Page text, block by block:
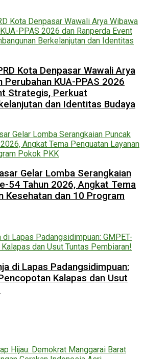
Kota Denpasar Wawali Arya
Perubahan KUA-PPAS 2026
Strategis, Perkuat
dan Identitas Budaya
Gelar Lomba Serangkaian
54 Tahun 2026, Angkat Tema
Kesehatan dan 10 Program
di Lapas Padangsidimpuan:
Kalapas dan Usut